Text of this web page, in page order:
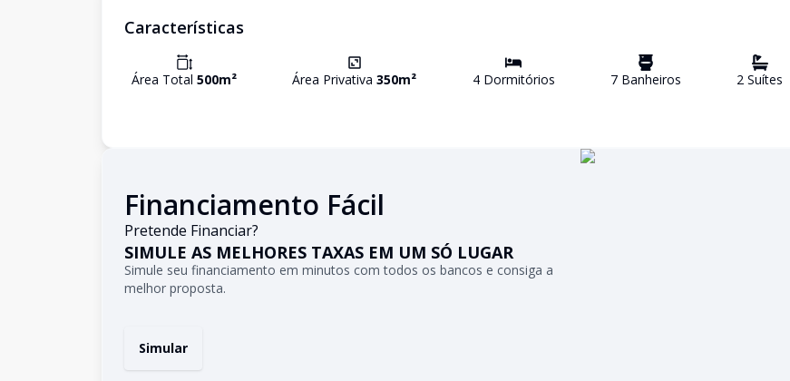
Características
Área Total 500m² Área Privativa350m² 4Dormitórios 7Banheiros 2 Suítes
Financiamento Fácil
Pretende Financiar?
SIMULE AS MELHORES TAXAS EM UM SÓ LUGAR
Simule seu financiamento em minutos com todos os bancos e consiga a
melhor proposta.
Simular